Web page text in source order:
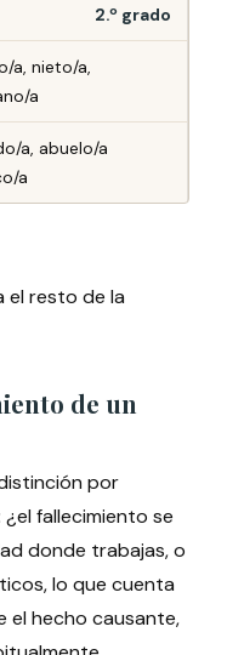
2.º grado
a, nieto/a,
a
a, abuelo/a
a
el resto de la
de un
por
fallecimiento se
donde trabajas, o
lo que cuenta
el hecho causante,